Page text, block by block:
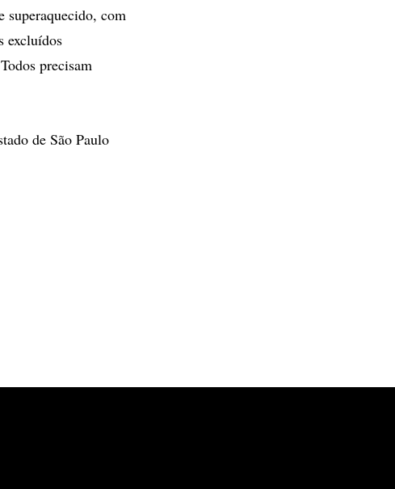
superaquecido, com
excluídos
precisam
de São Paulo